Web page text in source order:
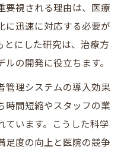
える歯科分析
運営を効率化
満足度アップ要因
リサーチの視点
ーチが示す光
要視される理由は、医療
に迅速に対応する必要が
とにした研究は、治療方
の開発に役立ちます。
管理システムの導入効果
時間短縮やスタッフの業
ています。こうした科学
足度の向上と医院の競争